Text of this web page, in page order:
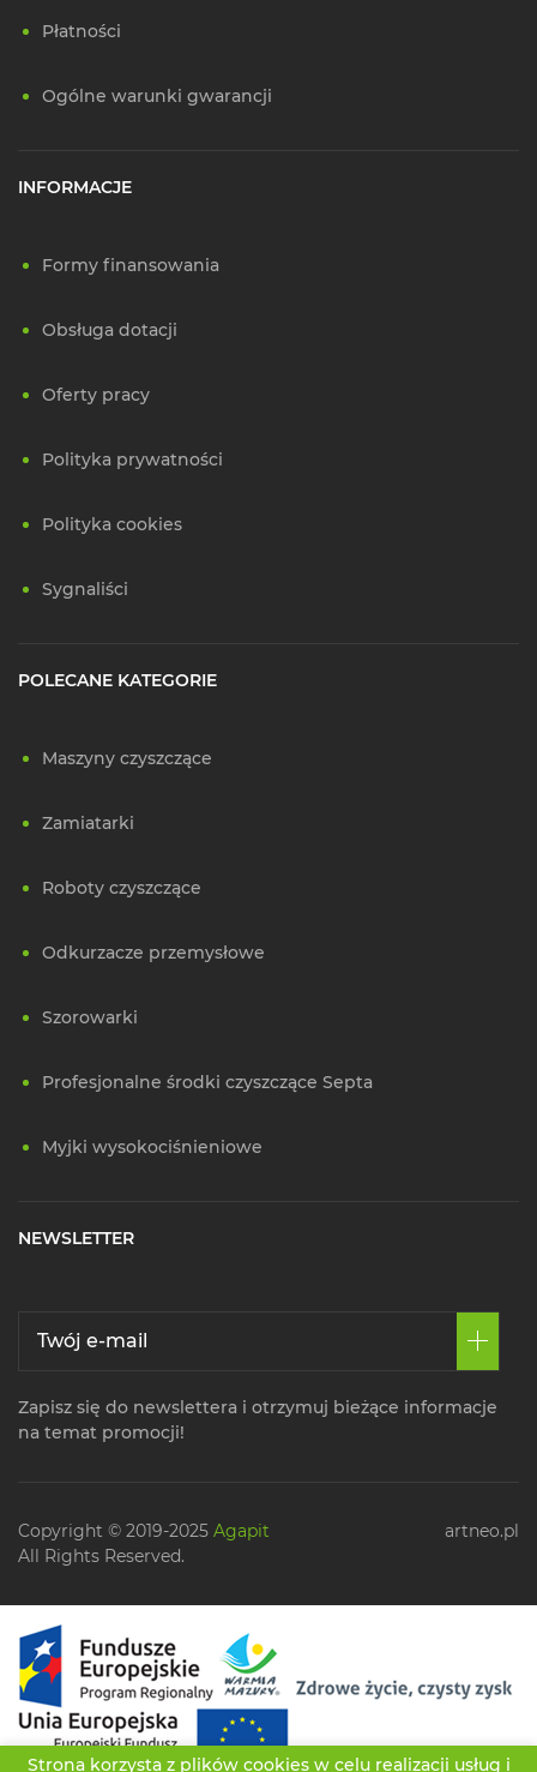
Strona korzysta z plików cookies w celu realizacji usług i
Płatności
Ogólne warunki gwarancji
INFORMACJE
Formy finansowania
Obsługa dotacji
Oferty pracy
Polityka prywatności
Polityka cookies
Sygnaliści
POLECANE KATEGORIE
Maszyny czyszczące
Zamiatarki
Roboty czyszczące
Odkurzacze przemysłowe
Szorowarki
Profesjonalne środki czyszczące Septa
Myjki wysokociśnieniowe
NEWSLETTER
Zapisz się do newslettera i otrzymuj bieżące informacje
na temat promocji!
Copyright © 2019-2025 Agapit
All Rights Reserved.
artneo.pl